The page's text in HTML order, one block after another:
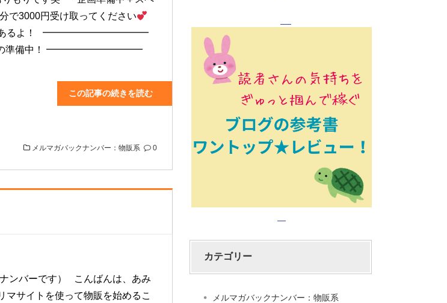
で3000円受け取ってください
企画あるよ！ ━━━━━━━━━━━
の準備中！ ━━━━━━━━━━
この記事の続きを読む
メルマガバックナンバー：物販系 0
ンバーです） こんばんは、あみ
サイトを使って物販を始めるこ
カテゴリー
メルマガバックナンバー：物販系